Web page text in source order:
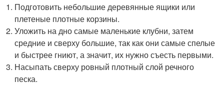
Подготовить небольшие деревянные ящики или
плетеные плотные корзины.
Уложить на дно самые маленькие клубни, затем
средние и сверху большие, так как они самые спелые
и быстрее гниют, а значит, их нужно съесть первыми.
Насыпать сверху ровный плотный слой речного
песка.